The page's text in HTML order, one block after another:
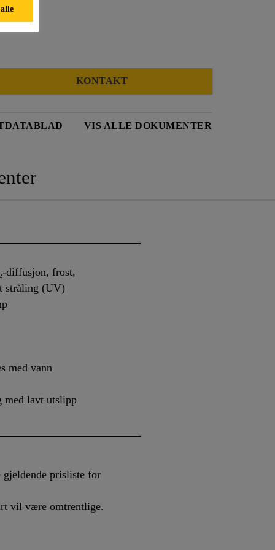
KONTAKT
VIS ALLE DOKUMENTER
diffusjon, frost,
stråling (UV)
med vann
med lavt utslipp
prisliste for
vil være omtrentlige.